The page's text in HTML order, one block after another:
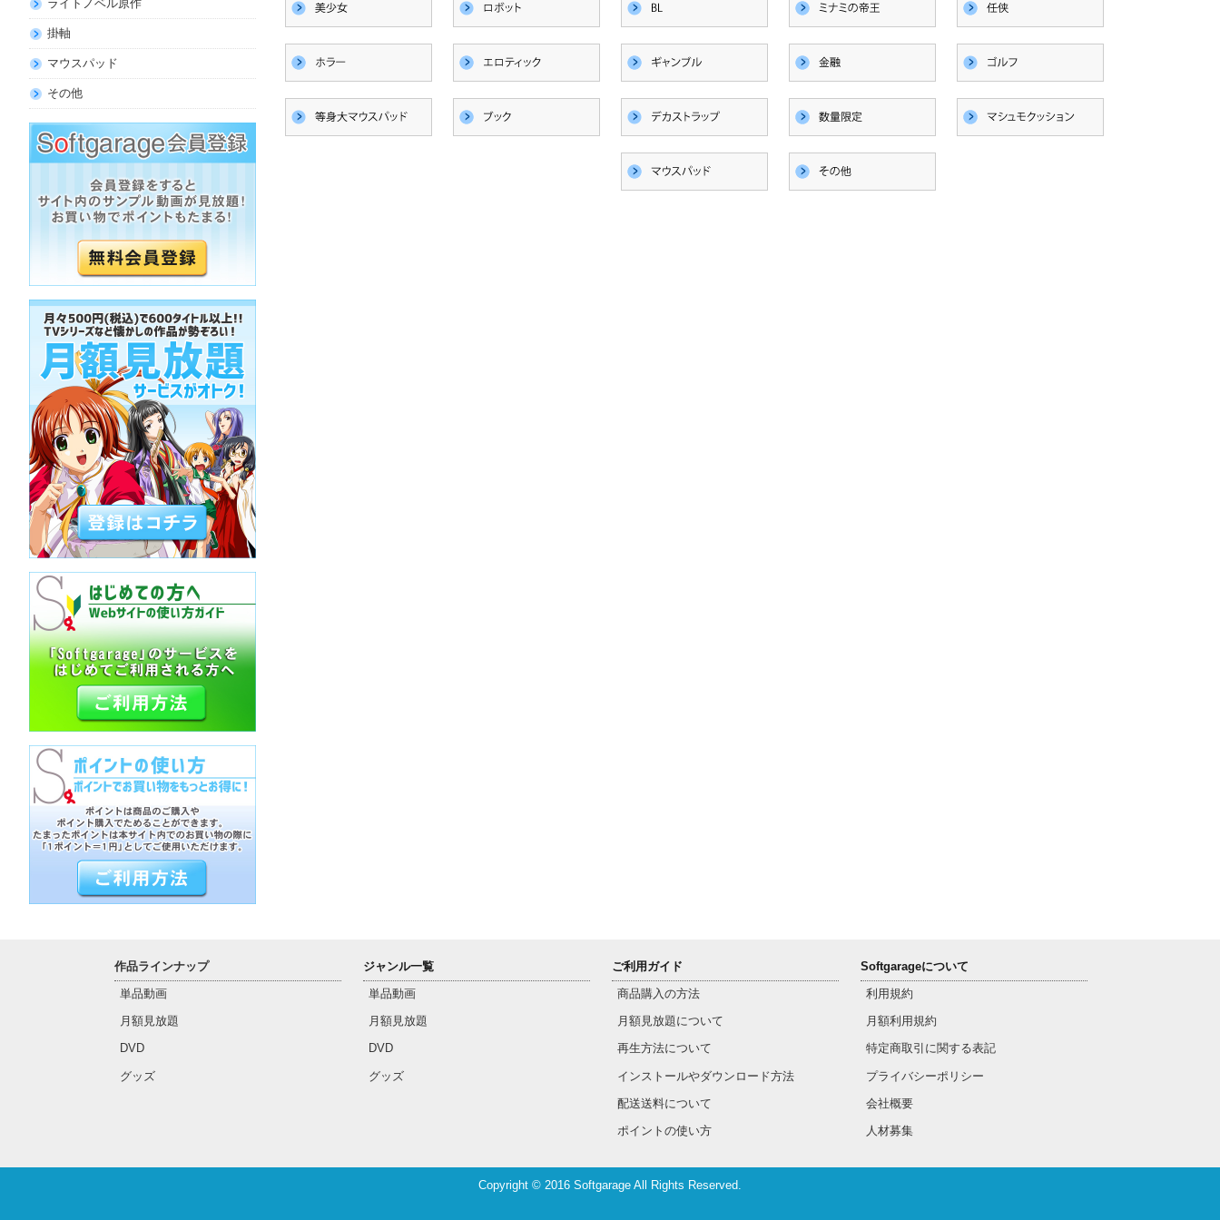
ライトノベル原作
掛軸
マウスパッド
その他
作品ラインナップ
単品動画
月額見放題
DVD
グッズ
ジャンル一覧
単品動画
月額見放題
DVD
グッズ
ご利用ガイド
商品購入の方法
月額見放題について
再生方法について
インストールやダウンロード方法
配送送料について
ポイントの使い方
Softgarageについて
利用規約
月額利用規約
特定商取引に関する表記
プライバシーポリシー
会社概要
人材募集
Copyright © 2016 Softgarage All Rights Reserved.